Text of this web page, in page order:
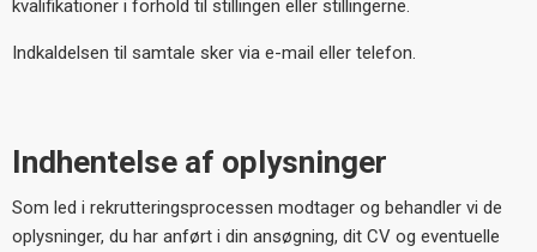
kvalifikationer i forhold til stillingen eller stillingerne.
Indkaldelsen til samtale sker via e-mail eller telefon.
Indhentelse af oplysninger
Som led i rekrutteringsprocessen modtager og behandler vi de
oplysninger, du har anført i din ansøgning, dit CV og eventuelle